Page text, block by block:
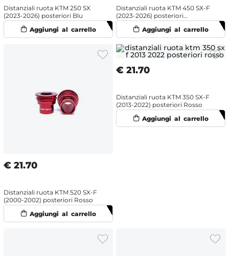
Distanziali ruota KTM 250 SX
(2023-2026) posteriori Blu
Distanziali ruota KTM 450 SX-F
(2023-2026) posteriori
Arancione
€ 21.70
Distanziali ruota KTM 520 SX-F
(2000-2002) posteriori Rosso
€ 21.70
Distanziali ruota KTM 350 SX-F
(2013-2022) posteriori Rosso